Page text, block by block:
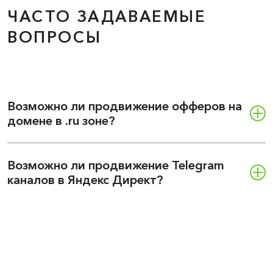
ЧАСТО ЗАДАВАЕМЫЕ
ВОПРОСЫ
Возможно ли продвижение офферов на
домене в .ru зоне?
Возможно ли продвижение Telegram
каналов в Яндекс Директ?